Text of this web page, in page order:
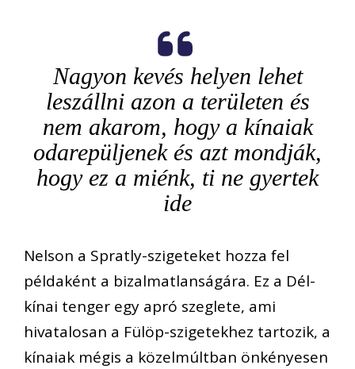
Nagyon kevés helyen lehet
leszállni azon a területen és
nem akarom, hogy a kínaiak
odarepüljenek és azt mondják,
hogy ez a miénk, ti ne gyertek
ide
Nelson a Spratly-szigeteket hozza fel
példaként a bizalmatlanságára. Ez a Dél-
kínai tenger egy apró szeglete, ami
hivatalosan a Fülöp-szigetekhez tartozik, a
kínaiak mégis a közelmúltban önkényesen